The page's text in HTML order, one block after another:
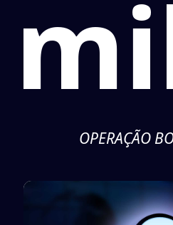
OPERAÇÃO